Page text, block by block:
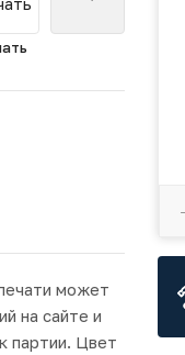
может
на сайте и
партии. Цвет